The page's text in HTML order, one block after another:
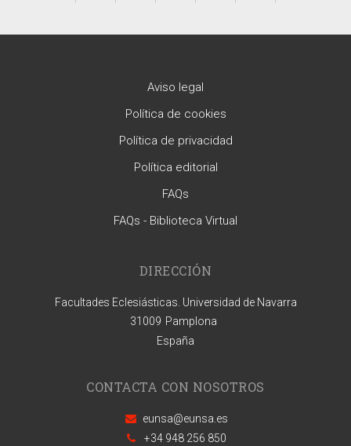
Aviso legal
Política de cookies
Política de privacidad
Política editorial
FAQs
FAQs - Biblioteca Virtual
DIRECCIÓN
Facultades Eclesiásticas. Universidad de Navarra
31009 Pamplona
España
CONTACTA CON NOSOTROS
eunsa@eunsa.es
+34 948 256 850